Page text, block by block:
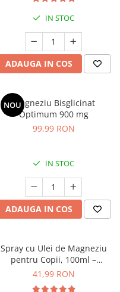
IN STOC
ADAUGA IN COS
NOUMagneziu Bisglicinat
Optimum 900 mg
99,99 RON
IN STOC
ADAUGA IN COS
Spray cu Ulei de Magneziu
pentru Copii, 100ml –
Calmare, Somn Liniștit și
41,99 RON